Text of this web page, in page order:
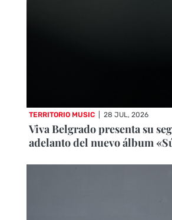
TERRITORIO MUSIC 28 JUL, 2026
Viva Belgrado presenta su
adelanto del nuevo álbum